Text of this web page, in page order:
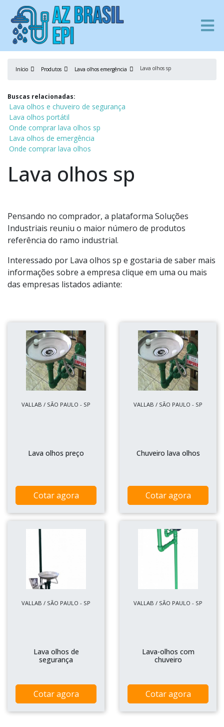
Início Produtos Lava olhos emergência Lava olhos sp
Buscas relacionadas:
Lava olhos e chuveiro de segurança
Lava olhos portátil
Onde comprar lava olhos sp
Lava olhos de emergência
Onde comprar lava olhos
Lava olhos sp
Pensando no comprador, a plataforma Soluções
Industriais reuniu o maior número de produtos
referência do ramo industrial.
Interessado por Lava olhos sp e gostaria de saber mais
informações sobre a empresa clique em uma ou mais
das empresas listados adiante:
VALLAB / SÃO PAULO - SP
Lava olhos preço
Cotar agora
VALLAB / SÃO PAULO - SP
Chuveiro lava olhos
Cotar agora
VALLAB / SÃO PAULO - SP
Lava olhos de
segurança
Cotar agora
VALLAB / SÃO PAULO - SP
Lava-olhos com
chuveiro
Cotar agora